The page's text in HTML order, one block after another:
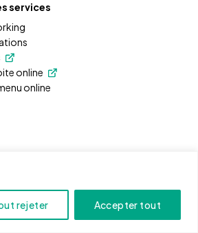
rejeter Accepter tout
services
online
online